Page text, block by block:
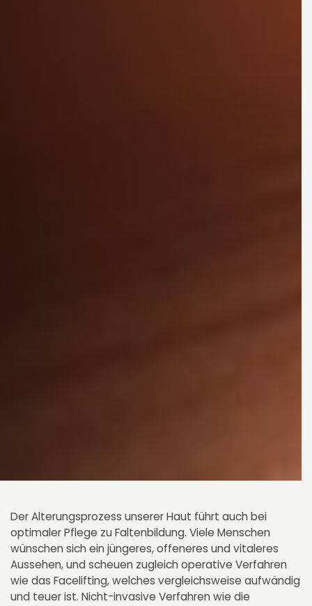
Der Alterungsprozess unserer Haut führt auch bei
optimaler Pflege zu Faltenbildung. Viele Menschen
wünschen sich ein jüngeres, offeneres und vitaleres
Aussehen, und scheuen zugleich operative Verfahren
wie das Facelifting, welches vergleichsweise aufwändig
und teuer ist. Nicht-invasive Verfahren wie die